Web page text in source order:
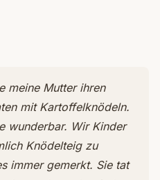
meine Mutter ihren
mit Kartoffelknödeln.
wunderbar. Wir Kinder
Knödelteig zu
immer gemerkt. Sie tat